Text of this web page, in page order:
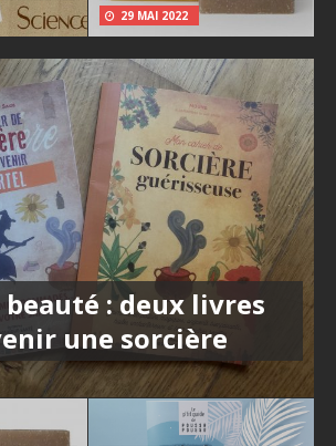
29 MAI 2022
beauté : deux livres
une sorcière